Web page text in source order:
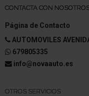
CONTACTA CON
Página de Contacto
AUTOMOVILES
679805335
info@novaauto.es
OTROS SERVICIOS